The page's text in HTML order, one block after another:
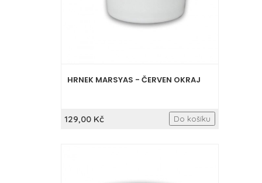
HRNEK MARSYAS - ČERVEN OKRAJ
129,00 Kč Do košíku